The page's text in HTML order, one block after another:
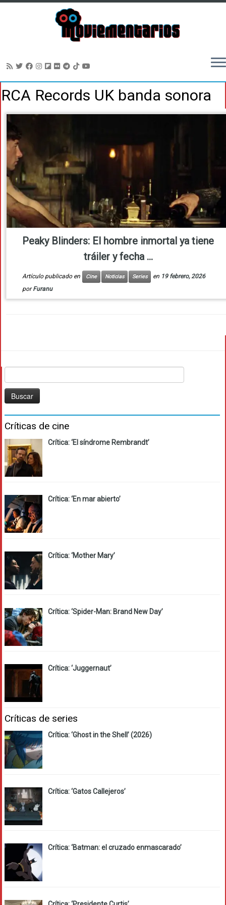
alRCA Records UK banda sonora
Peaky Blinders: El hombre inmortal ya tiene
tráiler y fecha ...
Artículo publicado en Cine Noticias Series en 19 febrero, 2026
porFuranu
Críticas de cine
Crítica: ‘El síndrome Rembrandt’
Crítica: ‘En mar abierto’
Crítica: ‘Mother Mary’
Crítica: ‘Spider-Man: Brand New Day’
Crítica: ‘Juggernaut’
Críticas de series
Crítica: ‘Ghost in the Shell’ (2026)
Crítica: ‘Gatos Callejeros’
Crítica: ‘Batman: el cruzado enmascarado’